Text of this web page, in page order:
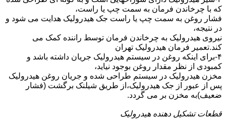
که با چرخاندن فرمان به سمت چپ یا راست،
فشار روغن به سمت چپ یا راست جک هیدرولیک هدایت می شود و
در نتیجه،
نیروی هیدرولیک به چرخاندن فرمان توسط راننده کمک می
کند.تعمیر فرمان هیدرولیک تهران
۴-برای اینکه روغن در سیستم هیدرولیک جریان داشته باشد و
کمبودی از نظر مقدار روغن بوجود نیاید،
مخزن هیدرولیک در سیستم طراحی شده و جریان روغن هیدرولیک
پس از عبور از جک هیدرولیک،از طریق شیلنک برگشت (فشار
ضعیف)به مخزن بر می گردد.
قطعات تشکیل دهنده هیدرولیک